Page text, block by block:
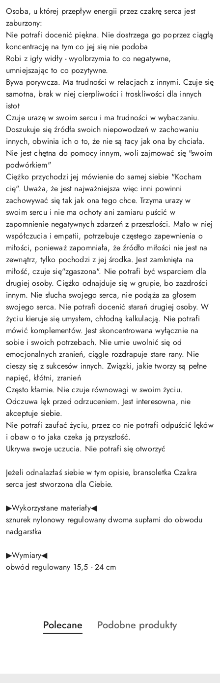
Osoba, u której przepływ energii przez czakrę serca jest
zaburzony:
Nie potrafi docenić piękna. Nie dostrzega go poprzez ciągłą
koncentrację na tym co jej się nie podoba
Robi z igły widły - wyolbrzymia to co negatywne,
umniejszając to co pozytywne.
Bywa porywcza. Ma trudności w relacjach z innymi. Czuje się
samotna, brak w niej cierpliwości i troskliwości dla innych
istot
Czuje urazę w swoim sercu i ma trudności w wybaczaniu.
Doszukuje się źródła swoich niepowodzeń w zachowaniu
innych, obwinia ich o to, że nie są tacy jak ona by chciała.
Nie jest chętna do pomocy innym, woli zajmować się "swoim
podwórkiem"
Ciężko przychodzi jej mówienie do samej siebie "Kocham
cię". Uważa, że jest najważniejsza więc inni powinni
zachowywać się tak jak ona tego chce. Trzyma urazy w
swoim sercu i nie ma ochoty ani zamiaru puścić w
zapomnienie negatywnych zdarzeń z przeszłości. Mało w niej
współczucia i empatii, potrzebuje częstego zapewnienia o
miłości, ponieważ zapomniała, że źródło miłości nie jest na
zewnątrz, tylko pochodzi z jej środka. Jest zamknięta na
miłość, czuje się"zgaszona". Nie potrafi być wsparciem dla
drugiej osoby. Ciężko odnajduje się w grupie, bo zazdrości
innym. Nie słucha swojego serca, nie podąża za głosem
swojego serca. Nie potrafi docenić starań drugiej osoby. W
życiu kieruje się umysłem, chłodną kalkulacją. Nie potrafi
mówić komplementów. Jest skoncentrowana wyłącznie na
sobie i swoich potrzebach. Nie umie uwolnić się od
emocjonalnych zranień, ciągle rozdrapuje stare rany. Nie
cieszy się z sukcesów innych. Związki, jakie tworzy są pełne
napięć, kłótni, zranień
Często kłamie. Nie czuje równowagi w swoim życiu.
Odczuwa lęk przed odrzuceniem. Jest interesowna, nie
akceptuje siebie.
Nie potrafi zaufać życiu, przez co nie potrafi odpuścić lęków
i obaw o to jaka czeka ją przyszłość.
Ukrywa swoje uczucia. Nie potrafi się otworzyć
Jeżeli odnalazłaś siebie w tym opisie, bransoletka Czakra
serca jest stworzona dla Ciebie.
▶Wykorzystane materiały◀
sznurek nylonowy regulowany dwoma supłami do obwodu
nadgarstka
▶Wymiary◀
obwód regulowany 15,5 - 24 cm
Pomiń karuzelę produktów
Produkty
o
Polecane
Produkty
Podobne produkty